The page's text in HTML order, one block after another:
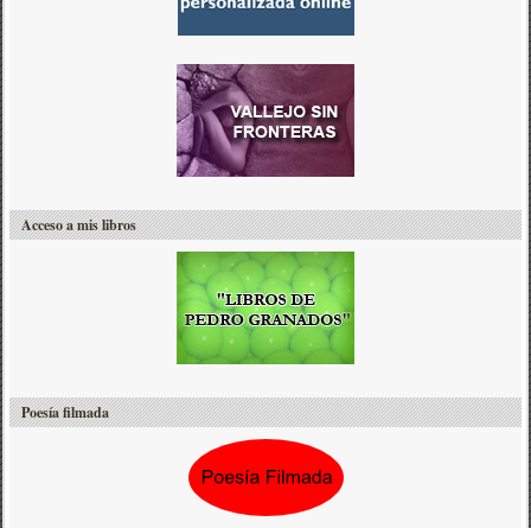
Acceso a mis libros
Poesía filmada